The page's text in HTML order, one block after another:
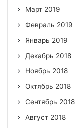
Март 2019
Февраль 2019
Январь 2019
Декабрь 2018
Ноябрь 2018
Октябрь 2018
Сентябрь 2018
Август 2018